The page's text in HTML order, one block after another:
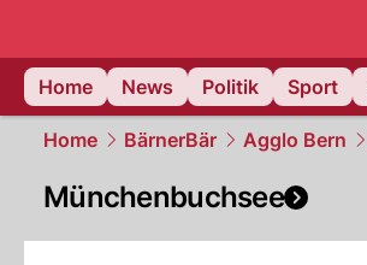
Home
News Politik Sport
Home BärnerBär Agglo Bern
Münchenbuchsee